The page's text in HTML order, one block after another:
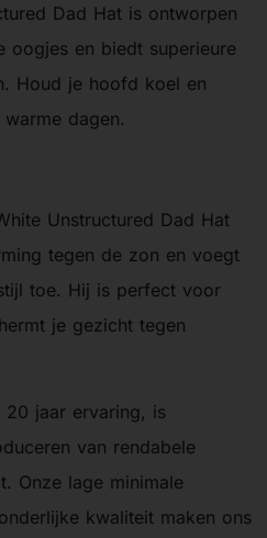
Dad Hat is ontworpen
oogjes en biedt superieure
Houd je hoofd koel en
dagen.
Unstructured Dad Hat
tegen de zon en voegt
toe. Hij is perfect voor
je gezicht tegen
20 jaar ervaring, is
van rendabele
Onze lage minimale
kwaliteit maken ons